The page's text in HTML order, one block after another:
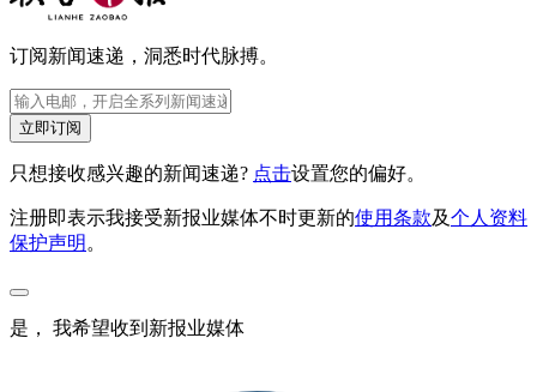
订阅新闻速递，洞悉时代脉搏。
立即订阅
只想接收感兴趣的新闻速递? 点击设置您的偏好。
注册即表示我接受新报业媒体不时更新的使用条款及个人资料
保护声明 。
是， 我希望收到新报业媒体